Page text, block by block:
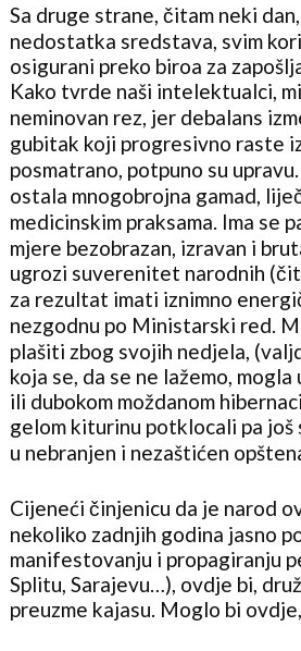
Sa druge strane, čitam neki
nedostatka sredstava, svim
osigurani preko biroa za
Kako tvrde naši intelektualci,
neminovan rez, jer debalans
gubitak koji progresivno raste
posmatrano, potpuno su
ostala mnogobrojna gamad,
medicinskim praksama. Ima se
mjere bezobrazan, izravan i
ugrozi suverenitet narodnih
za rezultat imati iznimno
nezgodnu po Ministarski red.
plašiti zbog svojih nedjela,
koja se, da se ne lažemo,
ili dubokom moždanom
gelom kiturinu potklocali pa još
u nebranjen i nezaštićen
Cijeneći činjenicu da je narod
nekoliko zadnjih godina jasno
manifestovanju i propagiranju
Splitu, Sarajevu…), ovdje bi,
preuzme kajasu. Moglo bi